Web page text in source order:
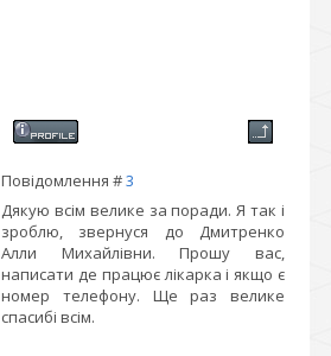
Повідомлення #3
Дякую всім велике за поради. Я так і
зроблю, звернуся до Дмитренко
Алли Михайлівни. Прошу вас,
написати де працює лікарка і якщо є
номер телефону. Ще раз велике
спасибі всім.